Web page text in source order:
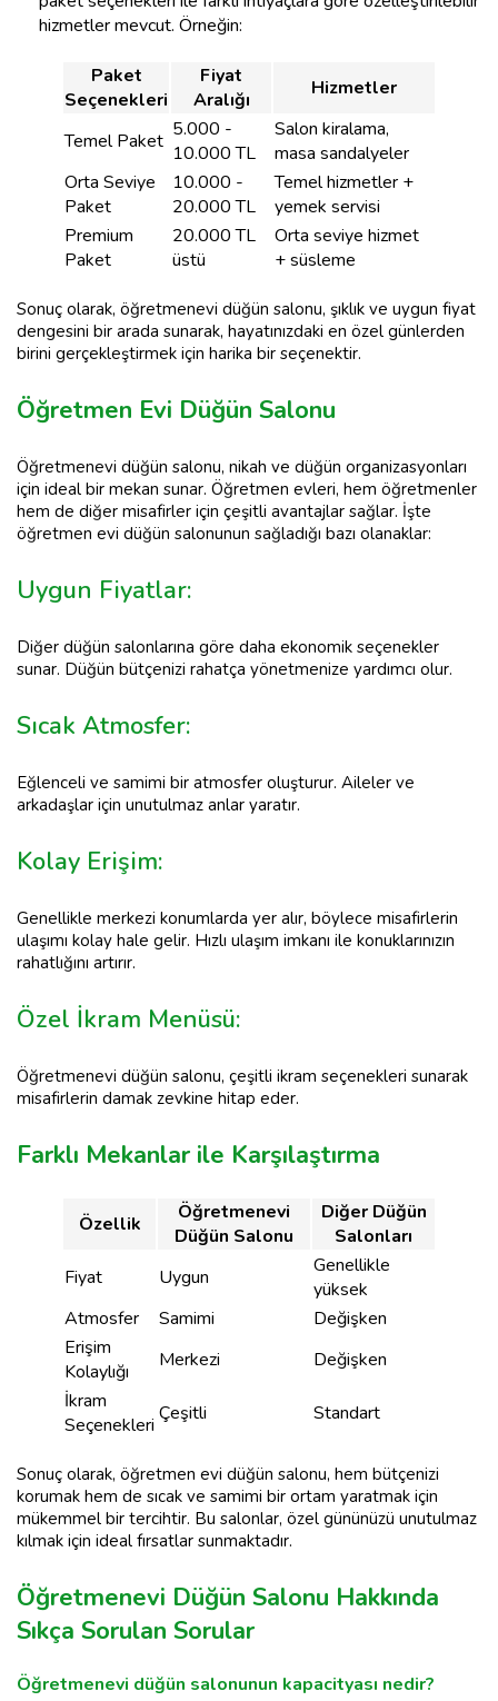
hizmetler mevcut. Örneğin:
Paket
Seçenekleri
Fiyat
Aralığı
Hizmetler
Temel Paket 5.000 -
10.000 TL
Salon kiralama,
masa sandalyeler
Orta Seviye
Paket
10.000 -
20.000 TL
Temel hizmetler +
yemek servisi
Premium
Paket
20.000 TL
üstü
Orta seviye hizmet
+ süsleme
Sonuç olarak, öğretmenevi düğün salonu, şıklık ve uygun fiyat
dengesini bir arada sunarak, hayatınızdaki en özel günlerden
birini gerçekleştirmek için harika bir seçenektir.
Öğretmen Evi Düğün Salonu
Öğretmenevi düğün salonu, nikah ve düğün organizasyonları
için ideal bir mekan sunar. Öğretmen evleri, hem öğretmenler
hem de diğer misafirler için çeşitli avantajlar sağlar. İşte
öğretmen evi düğün salonunun sağladığı bazı olanaklar:
Uygun Fiyatlar:
Diğer düğün salonlarına göre daha ekonomik seçenekler
sunar. Düğün bütçenizi rahatça yönetmenize yardımcı olur.
Sıcak Atmosfer:
Eğlenceli ve samimi bir atmosfer oluşturur. Aileler ve
arkadaşlar için unutulmaz anlar yaratır.
Kolay Erişim:
Genellikle merkezi konumlarda yer alır, böylece misafirlerin
ulaşımı kolay hale gelir. Hızlı ulaşım imkanı ile konuklarınızın
rahatlığını artırır.
Özel İkram Menüsü:
Öğretmenevi düğün salonu, çeşitli ikram seçenekleri sunarak
misafirlerin damak zevkine hitap eder.
Farklı Mekanlar ile Karşılaştırma
Özellik
Öğretmenevi
Düğün Salonu
Diğer Düğün
Salonları
Fiyat
Uygun
Genellikle
yüksek
Atmosfer
Samimi
Değişken
Erişim
Kolaylığı
Merkezi
Değişken
İkram
Seçenekleri Çeşitli Standart
Sonuç olarak, öğretmen evi düğün salonu, hem bütçenizi
korumak hem de sıcak ve samimi bir ortam yaratmak için
mükemmel bir tercihtir. Bu salonlar, özel gününüzü unutulmaz
kılmak için ideal fırsatlar sunmaktadır.
Öğretmenevi Düğün Salonu Hakkında
Sıkça Sorulan Sorular
Öğretmenevi düğün salonunun kapacityası nedir?